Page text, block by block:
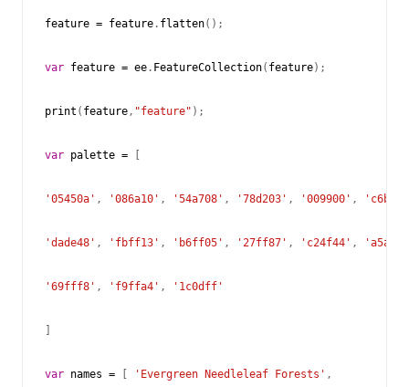
feature = feature . flatten();
var feature = ee . FeatureCollection( feature);
print ( feature , "feature" );
var palette = [
'05450a' , '086a10' , '54a708' , '78d203' , '009900' ,
'dade48' , 'fbff13' , 'b6ff05' , '27ff87' , 'c24f44' ,
'69fff8' , 'f9ffa4' , '1c0dff'
]
var names = [ 'Evergreen Needleleaf Forests' ,